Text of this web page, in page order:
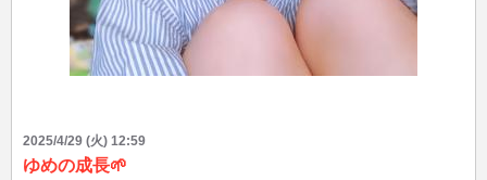
2025/4/29 (火) 12:59
ゆめの成長🌱